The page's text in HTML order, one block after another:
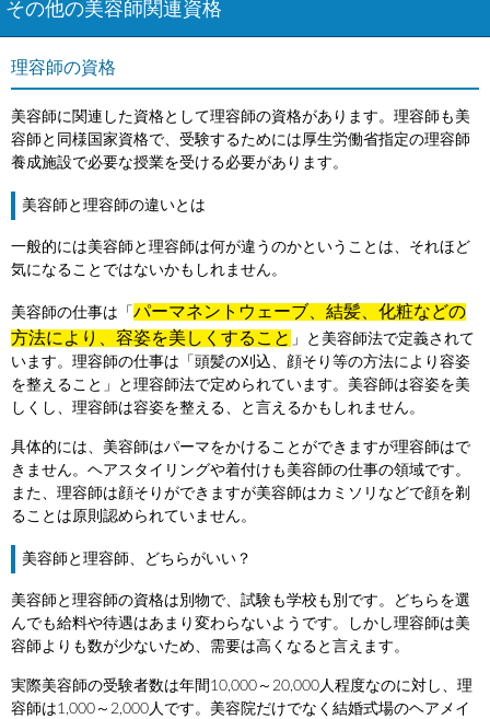
その他の美容師関連資格
理容師の資格
美容師に関連した資格として理容師の資格があります。理容師も美
容師と同様国家資格で、受験するためには厚生労働省指定の理容師
養成施設で必要な授業を受ける必要があります。
美容師と理容師の違いとは
一般的には美容師と理容師は何が違うのかということは、それほど
気になることではないかもしれません。
美容師の仕事は「 パーマネントウェーブ、結髪、化粧などの
方法により、容姿を美しくすること 」と美容師法で定義されて
います。理容師の仕事は「頭髪の刈込、顔そり等の方法により容姿
を整えること」と理容師法で定められています。美容師は容姿を美
しくし、理容師は容姿を整える、と言えるかもしれません。
具体的には、美容師はパーマをかけることができますが理容師はで
きません。ヘアスタイリングや着付けも美容師の仕事の領域です。
また、理容師は顔そりができますが美容師はカミソリなどで顔を剃
ることは原則認められていません。
美容師と理容師、どちらがいい？
美容師と理容師の資格は別物で、試験も学校も別です。どちらを選
んでも給料や待遇はあまり変わらないようです。しかし理容師は美
容師よりも数が少ないため、需要は高くなると言えます。
実際美容師の受験者数は年間10,000～20,000人程度なのに対し、理
容師は1,000～2,000人です。美容院だけでなく結婚式場のヘアメイ